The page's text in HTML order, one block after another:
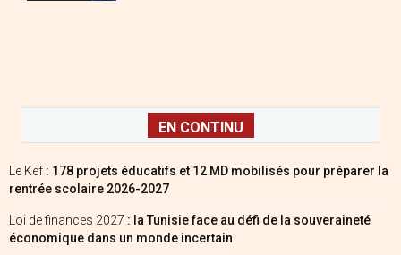
EN CONTINU
Le Kef : 178 projets éducatifs et 12 MD mobilisés pour préparer la
rentrée scolaire 2026-2027
Loi de finances 2027 : la Tunisie face au défi de la souveraineté
économique dans un monde incertain